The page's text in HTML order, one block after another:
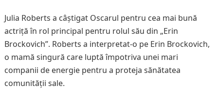
Julia Roberts a câștigat Oscarul pentru cea mai bună
actriță în rol principal pentru rolul său din „Erin
Brockovich”. Roberts a interpretat-o pe Erin Brockovich,
o mamă singură care luptă împotriva unei mari
companii de energie pentru a proteja sănătatea
comunității sale.